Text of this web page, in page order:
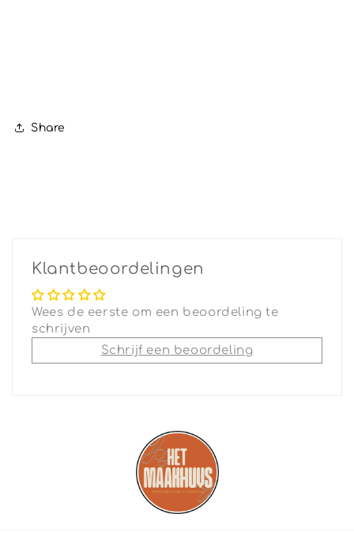
Share
Klantbeoordelingen
Wees de eerste om een beoordeling te
schrijven
Schrijf een beoordeling